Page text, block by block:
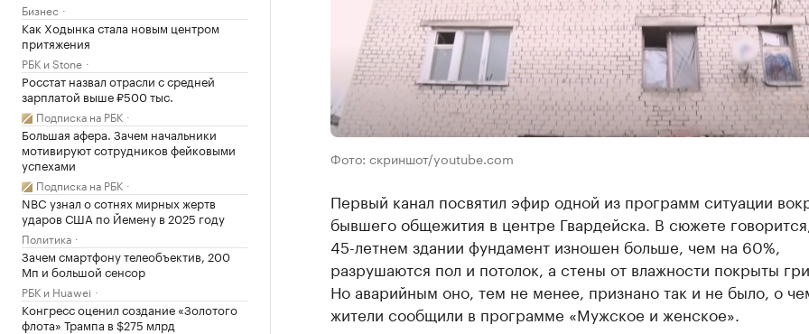
Бизнес
Как Ходынка стала новым центром
притяжения
РБК и Stone
Росстат назвал отрасли с средней
зарплатой выше ₽500 тыс.
Подписка на РБК
Большая афера. Зачем начальники
мотивируют сотрудников фейковыми
успехами
Подписка на РБК
NBC узнал о сотнях мирных жертв
ударов США по Йемену в 2025 году
Политика
Зачем смартфону телеобъектив, 200
Мп и большой сенсор
РБК и Huawei
Конгресс оценил создание «Золотого
флота» Трампа в $275 млрд
Фото: скриншот/youtube.com
Первый канал посвятил эфир одной из программ ситуации
бывшего общежития в центре Гвардейска. В сюжете
45-летнем здании фундамент изношен больше, чем на 60%,
разрушаются пол и потолок, а стены от влажности покрыты
Но аварийным оно, тем не менее, признано так и не было, о
жители сообщили в программе «Мужское и женское».